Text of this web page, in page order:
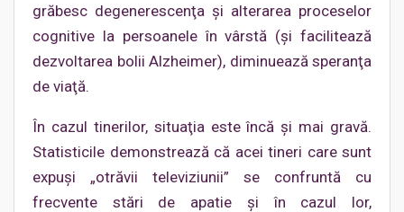
grăbesc degenerescenţa şi alterarea proceselor
cognitive la persoanele în vârstă (şi facilitează
dezvoltarea bolii Alzheimer), diminuează speranţa
de viaţă.
În cazul tinerilor, situaţia este încă şi mai gravă.
Statisticile demonstrează că acei tineri care sunt
expuşi „otrăvii televiziunii” se confruntă cu
frecvente stări de apatie şi în cazul lor,